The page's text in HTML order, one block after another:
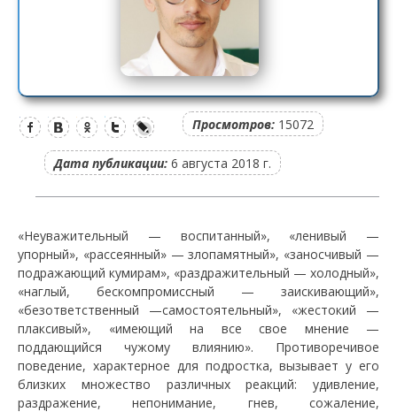
Просмотров: 15072
Дата публикации: 6 августа 2018 г.
«Неуважительный — воспитанный», «ленивый —
упорный», «рассеянный» — злопамятный», «заносчивый —
подражающий кумирам», «раздражительный — холодный»,
«наглый, бескомпромиссный — заискивающий»,
«безответственный —самостоятельный», «жестокий —
плаксивый», «имеющий на все свое мнение —
поддающийся чужому влиянию». Противоречивое
поведение, характерное для подростка, вызывает у его
близких множество различных реакций: удивление,
раздражение, непонимание, гнев, сожаление,